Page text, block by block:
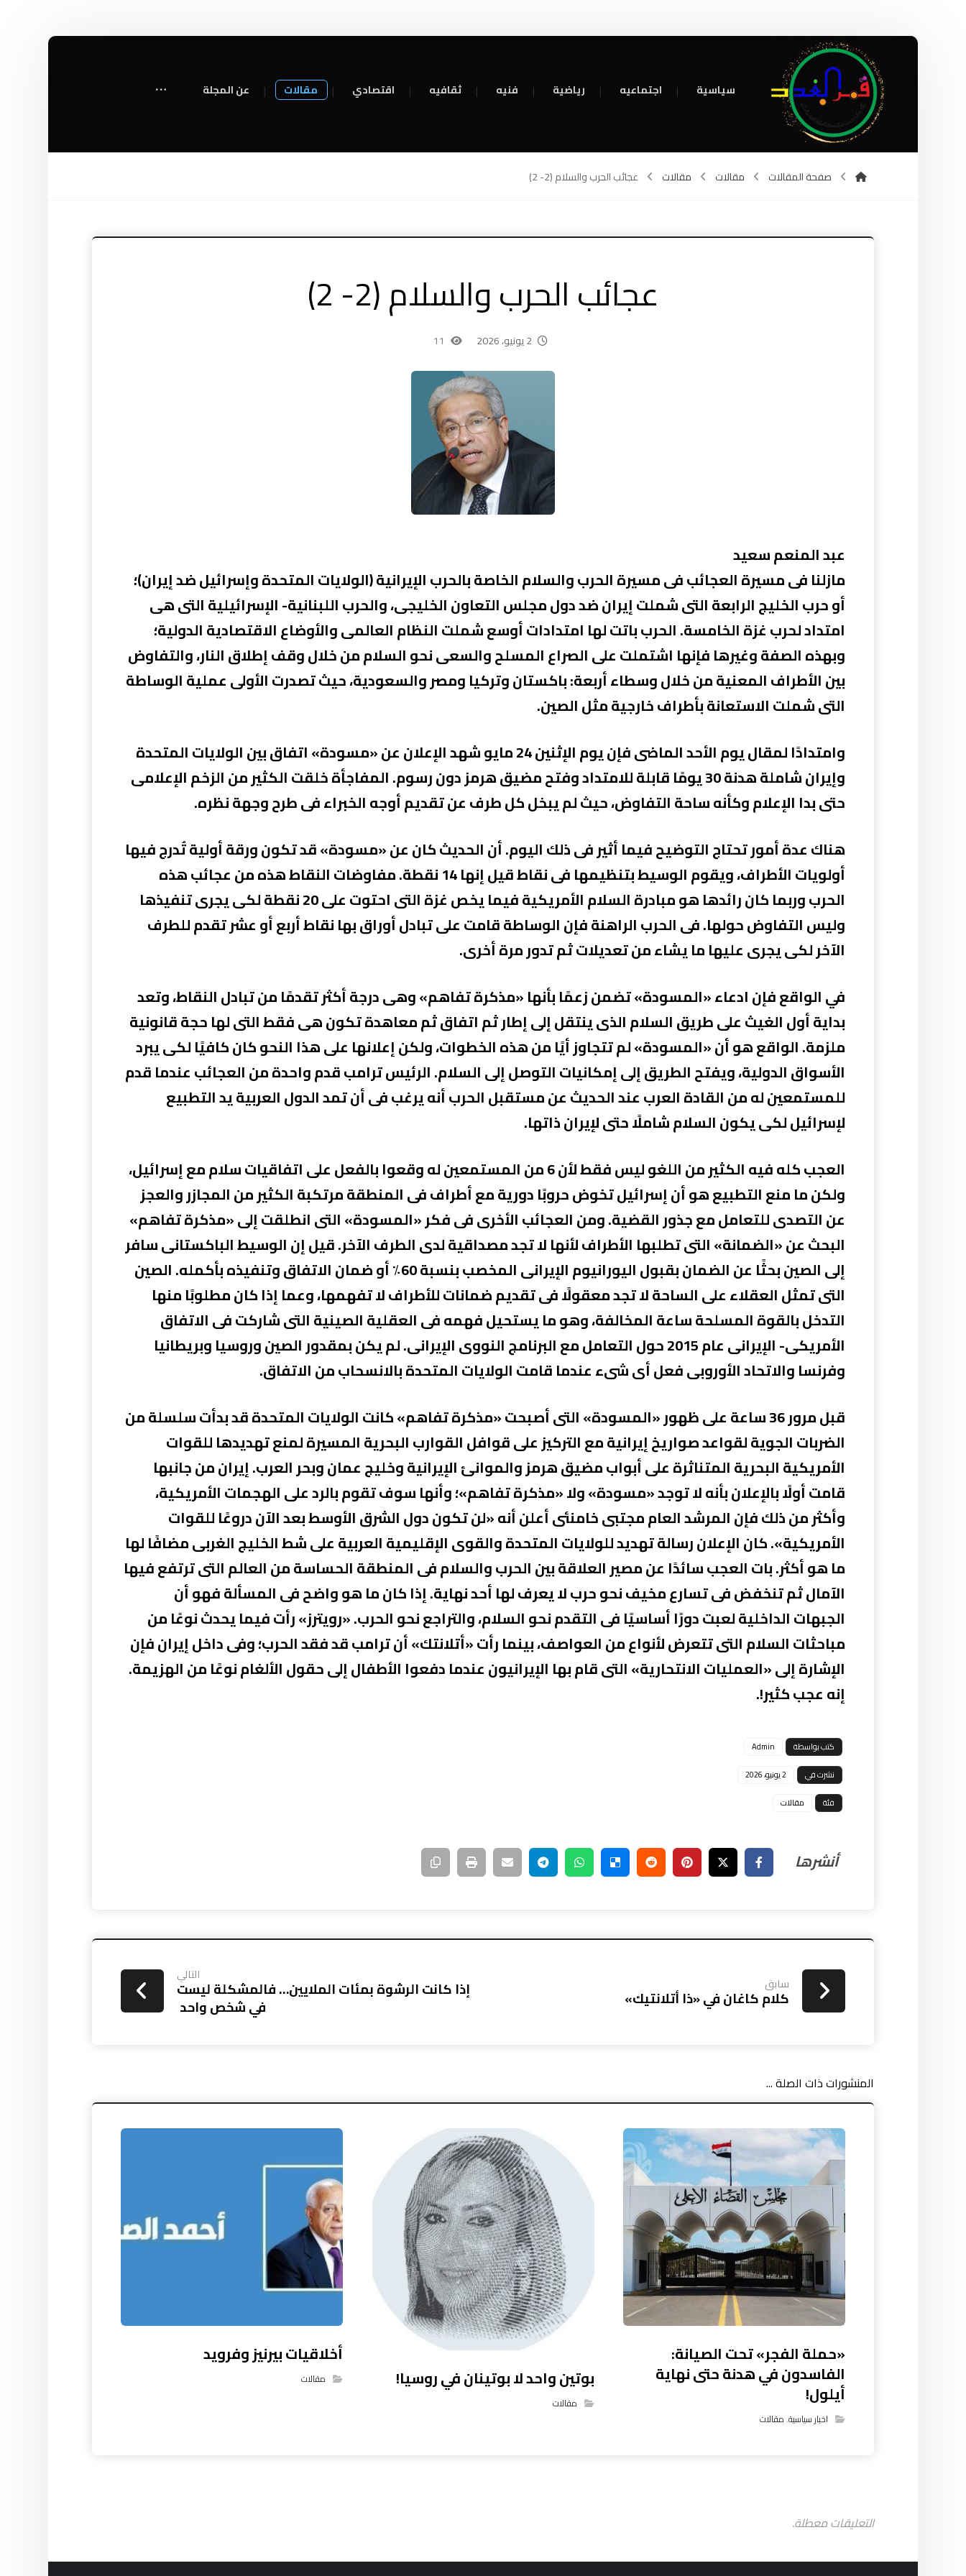
سياسية اجتماعيه رياضية فنيه ثقافيه اقتصادي مقالات عن المجلة
صفحة المقالات مقالات مقالات عجائب الحرب والسلام (2- 2)
عجائب الحرب والسلام (2- 2)
2 يونيو، 2026 11
عبد المنعم سعيد
مازلنا فى مسيرة العجائب فى مسيرة الحرب والسلام الخاصة بالحرب الإيرانية (الولايات المتحدة وإسرائيل ضد إيران)؛
أو حرب الخليج الرابعة التى شملت إيران ضد دول مجلس التعاون الخليجى، والحرب اللبنانية- الإسرائيلية التى هى
امتداد لحرب غزة الخامسة. الحرب باتت لها امتدادات أوسع شملت النظام العالمى والأوضاع الاقتصادية الدولية؛
وبهذه الصفة وغيرها فإنها اشتملت على الصراع المسلح والسعى نحو السلام من خلال وقف إطلاق النار، والتفاوض
بين الأطراف المعنية من خلال وسطاء أربعة: باكستان وتركيا ومصر والسعودية، حيث تصدرت الأولى عملية الوساطة
التى شملت الاستعانة بأطراف خارجية مثل الصين.
وامتدادًا لمقال يوم الأحد الماضى فإن يوم الإثنين 24 مايو شهد الإعلان عن «مسودة» اتفاق بين الولايات المتحدة
وإيران شاملة هدنة 30 يومًا قابلة للامتداد وفتح مضيق هرمز دون رسوم. المفاجأة خلقت الكثير من الزخم الإعلامى
حتى بدا الإعلام وكأنه ساحة التفاوض، حيث لم يبخل كل طرف عن تقديم أوجه الخبراء فى طرح وجهة نظره.
هناك عدة أمور تحتاج التوضيح فيما أثير فى ذلك اليوم. أن الحديث كان عن «مسودة» قد تكون ورقة أولية تُدرج فيها
أولويات الأطراف، ويقوم الوسيط بتنظيمها فى نقاط قيل إنها 14 نقطة. مفاوضات النقاط هذه من عجائب هذه
الحرب وربما كان رائدها هو مبادرة السلام الأمريكية فيما يخص غزة التى احتوت على 20 نقطة لكى يجرى تنفيذها
وليس التفاوض حولها. فى الحرب الراهنة فإن الوساطة قامت على تبادل أوراق بها نقاط أربع أو عشر تقدم للطرف
الآخر لكى يجرى عليها ما يشاء من تعديلات ثم تدور مرة أخرى.
في الواقع فإن ادعاء «المسودة» تضمن زعمًا بأنها «مذكرة تفاهم» وهى درجة أكثر تقدمًا من تبادل النقاط، وتعد
بداية أول الغيث على طريق السلام الذى ينتقل إلى إطار ثم اتفاق ثم معاهدة تكون هى فقط التى لها حجة قانونية
ملزمة. الواقع هو أن «المسودة» لم تتجاوز أيًا من هذه الخطوات، ولكن إعلانها على هذا النحو كان كافيًا لكى يبرد
الأسواق الدولية، ويفتح الطريق إلى إمكانيات التوصل إلى السلام. الرئيس ترامب قدم واحدة من العجائب عندما قدم
للمستمعين له من القادة العرب عند الحديث عن مستقبل الحرب أنه يرغب فى أن تمد الدول العربية يد التطبيع
لإسرائيل لكى يكون السلام شاملًا حتى لإيران ذاتها.
العجب كله فيه الكثير من اللغو ليس فقط لأن 6 من المستمعين له وقعوا بالفعل على اتفاقيات سلام مع إسرائيل،
ولكن ما منع التطبيع هو أن إسرائيل تخوض حروبًا دورية مع أطراف فى المنطقة مرتكبة الكثير من المجازر والعجز
عن التصدى للتعامل مع جذور القضية. ومن العجائب الأخرى فى فكر «المسودة» التى انطلقت إلى «مذكرة تفاهم»
البحث عن «الضمانة» التى تطلبها الأطراف لأنها لا تجد مصداقية لدى الطرف الآخر. قيل إن الوسيط الباكستانى سافر
إلى الصين بحثًا عن الضمان بقبول اليورانيوم الإيرانى المخصب بنسبة 60٪ أو ضمان الاتفاق وتنفيذه بأكمله. الصين
التى تمثل العقلاء على الساحة لا تجد معقولًا فى تقديم ضمانات للأطراف لا تفهمها، وعما إذا كان مطلوبًا منها
التدخل بالقوة المسلحة ساعة المخالفة، وهو ما يستحيل فهمه فى العقلية الصينية التى شاركت فى الاتفاق
الأمريكى- الإيرانى عام 2015 حول التعامل مع البرنامج النووى الإيرانى. لم يكن بمقدور الصين وروسيا وبريطانيا
وفرنسا والاتحاد الأوروبى فعل أى شىء عندما قامت الولايات المتحدة بالانسحاب من الاتفاق.
قبل مرور 36 ساعة على ظهور «المسودة» التى أصبحت «مذكرة تفاهم» كانت الولايات المتحدة قد بدأت سلسلة من
الضربات الجوية لقواعد صواريخ إيرانية مع التركيز على قوافل القوارب البحرية المسيرة لمنع تهديدها للقوات
الأمريكية البحرية المتناثرة على أبواب مضيق هرمز والموانئ الإيرانية وخليج عمان وبحر العرب. إيران من جانبها
قامت أولًا بالإعلان بأنه لا توجد «مسودة» ولا «مذكرة تفاهم»؛ وأنها سوف تقوم بالرد على الهجمات الأمريكية،
وأكثر من ذلك فإن المرشد العام مجتبى خامنئى أعلن أنه «لن تكون دول الشرق الأوسط بعد الآن دروعًا للقوات
الأمريكية». كان الإعلان رسالة تهديد للولايات المتحدة والقوى الإقليمية العربية على شط الخليج الغربى مضافًا لها
ما هو أكثر. بات العجب سائدًا عن مصير العلاقة بين الحرب والسلام فى المنطقة الحساسة من العالم التى ترتفع فيها
الآمال ثم تنخفض فى تسارع مخيف نحو حرب لا يعرف لها أحد نهاية. إذا كان ما هو واضح فى المسألة فهو أن
الجبهات الداخلية لعبت دورًا أساسيًا فى التقدم نحو السلام، والتراجع نحو الحرب. «رويترز» رأت فيما يحدث نوعًا من
مباحثات السلام التى تتعرض لأنواع من العواصف، بينما رأت «أتلانتك» أن ترامب قد فقد الحرب؛ وفى داخل إيران فإن
الإشارة إلى «العمليات الانتحارية» التى قام بها الإيرانيون عندما دفعوا الأطفال إلى حقول الألغام نوعًا من الهزيمة.
إنه عجب كثير!.
كتب بواسطة
Admin
نشرت في
2 يونيو، 2026
فئة
مقالات
سابق
كلام كاغان في «ذا أتلانتيك»
التالي
إذا كانت الرشوة بمئات الملايين… فالمشكلة ليست
في شخص واحد
المنشورات ذات الصلة ...
«حملة الفجر» تحت الصيانة:
الفاسدون في هدنة حتى نهاية
أيلول!
اخبار سياسية,مقالات
بوتين واحد لا بوتينان في روسيا!
مقالات
أخلاقيات بيرنيز وفرويد
مقالات
التعليقات معطلة.